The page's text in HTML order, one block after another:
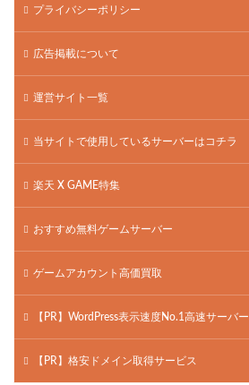
プライバシーポリシー
広告掲載について
運営サイト一覧
当サイトで使用しているサーバーはコチラ
楽天 X GAME特集
おすすめ無料ゲームサーバー
ゲームアカウント高価買取
【PR】WordPress表示速度No.1高速サーバー
【PR】格安ドメイン取得サービス